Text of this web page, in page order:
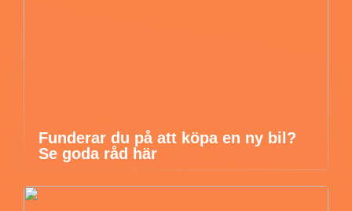
Funderar du på att köpa en ny bil?
Se goda råd här